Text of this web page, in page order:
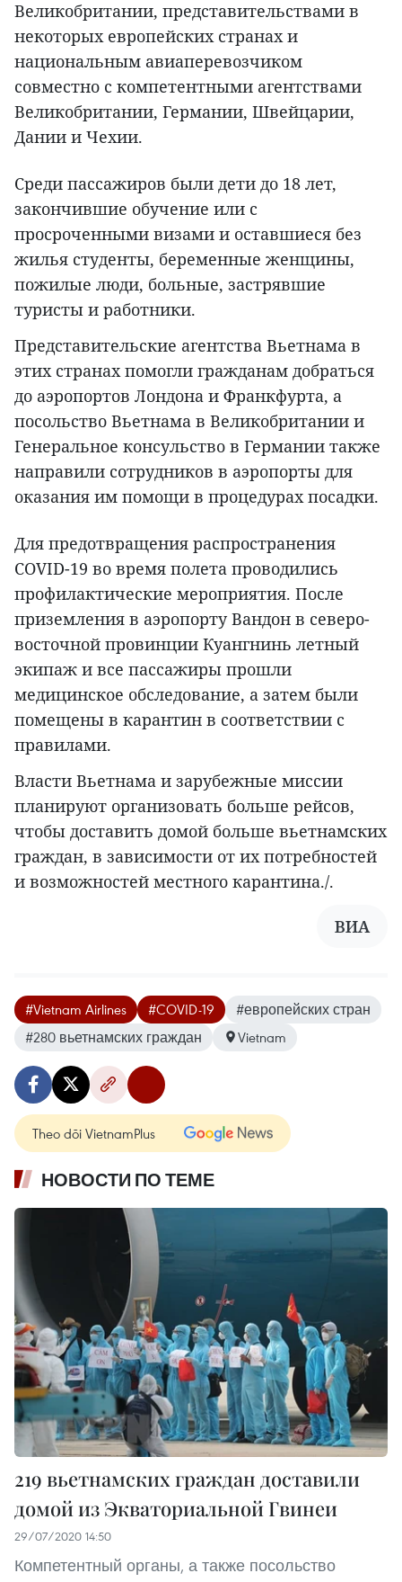
Великобритании, представительствами в
некоторых европейских странах и
национальным авиаперевозчиком
совместно с компетентными агентствами
Великобритании, Германии, Швейцарии,
Дании и Чехии.
Среди пассажиров были дети до 18 лет,
закончившие обучение или с
просроченными визами и оставшиеся без
жилья студенты, беременные женщины,
пожилые люди, больные, застрявшие
туристы и работники.
Представительские агентства Вьетнама в
этих странах помогли гражданам добраться
до аэропортов Лондона и Франкфурта, а
посольство Вьетнама в Великобритании и
Генеральное консульство в Германии также
направили сотрудников в аэропорты для
оказания им помощи в процедурах посадки.
Для предотвращения распространения
COVID-19 во время полета проводились
профилактические мероприятия. После
приземления в аэропорту Вандон в северо-
восточной провинции Куангнинь летный
экипаж и все пассажиры прошли
медицинское обследование, а затем были
помещены в карантин в соответствии с
правилами.
Власти Вьетнама и зарубежные миссии
планируют организовать больше рейсов,
чтобы доставить домой больше вьетнамских
граждан, в зависимости от их потребностей
и возможностей местного карантина./.
ВИА
#Vietnam Airlines #COVID-19
#европейских стран
#280 вьетнамских граждан
Vietnam
Theo dõi VietnamPlus
НОВОСТИ ПО ТЕМЕ
219 вьетнамских граждан доставили
домой из Экваториальной Гвинеи
29/07/2020 14:50
Компетентный органы, а также посольство